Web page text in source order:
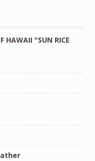
HAWAII "SUN RICE